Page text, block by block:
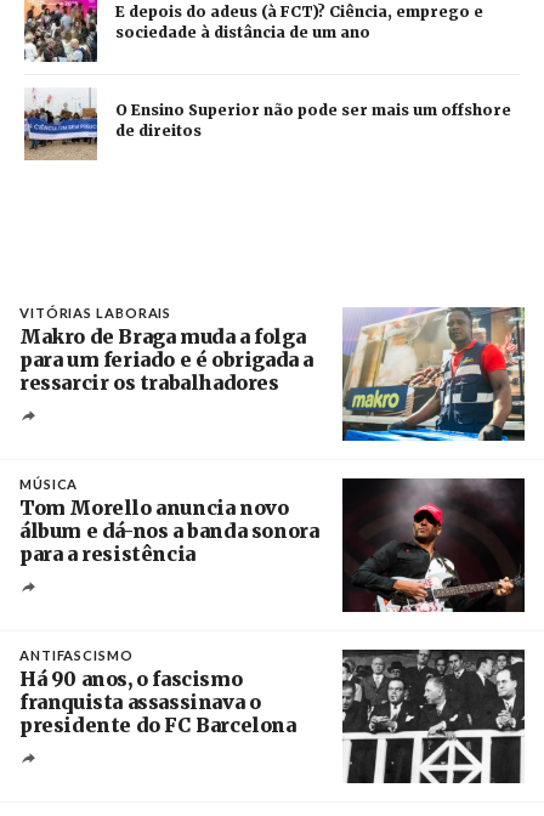
E depois do adeus (à FCT)? Ciência, emprego e
sociedade à distância de um ano
O Ensino Superior não pode ser mais um offshore
de direitos
VITÓRIAS LABORAIS
Makro de Braga muda a folga
para um feriado e é obrigada a
ressarcir os trabalhadores
MÚSICA
Tom Morello anuncia novo
álbum e dá-nos a banda sonora
para a resistência
ANTIFASCISMO
Há 90 anos, o fascismo
franquista assassinava o
presidente do FC Barcelona